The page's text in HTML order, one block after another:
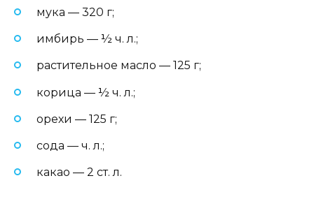
мука — 320 г;
имбирь — ½ ч. л.;
растительное масло — 125 г;
корица — ½ ч. л.;
орехи — 125 г;
сода — ч. л.;
какао — 2 ст. л.